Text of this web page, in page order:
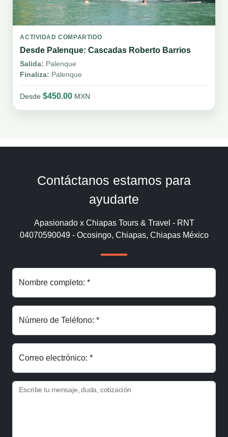
ACTIVIDAD COMPARTIDO
Desde Palenque: Cascadas Roberto Barrios
Salida: Palenque
Finaliza: Palenque
Desde$450.00 MXN
Contáctanos estamos para
ayudarte
Apasionado x Chiapas Tours & Travel - RNT
04070590049 - Ocosingo, Chiapas, Chiapas México
Nombre completo: *
Número de Teléfono: *
Correo electrónico: *
Escribe tu mensaje, duda, cotización